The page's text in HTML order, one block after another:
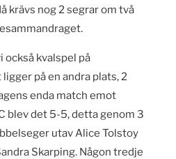
krävs nog 2 segrar om två
också kvalspel på
på en andra plats, 2
enda match emot
blev det 5-5, detta genom 3
utav Alice Tolstoy
Skarping. Någon tredje